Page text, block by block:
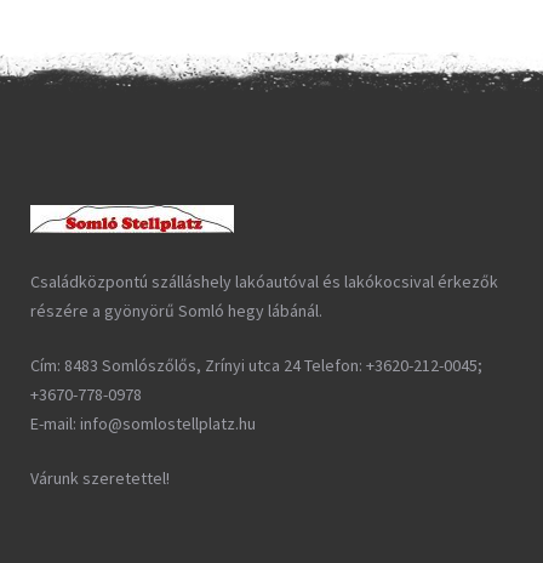
Családközpontú szálláshely lakóautóval és lakókocsival érkezők
részére a gyönyörű Somló hegy lábánál.
Cím: 8483 Somlószőlős, Zrínyi utca 24 Telefon: +3620-212-0045;
+3670-778-0978
E-mail: info@somlostellplatz.hu
Várunk szeretettel!